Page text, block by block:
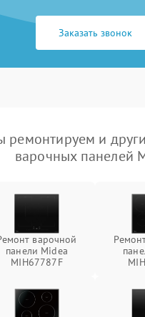
Заказать звонок
ремонтируем и
варочных панелей
варочной
панели Midea
MIH67787F